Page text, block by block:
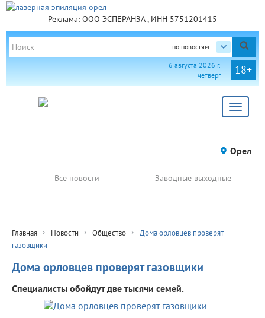
Реклама: ООО ЭСПЕРАНЗА , ИНН 5751201415
по новостям
18+
6 августа 2026 г.
четверг
Toggle
Орел
Все новости Заводные выходные
Главная Новости Общество
Дома орловцев проверят
газовщики
Дома орловцев проверят газовщики
Специалисты обойдут две тысячи семей.